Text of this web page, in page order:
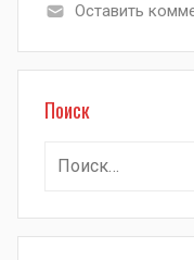
Оставить
Поиск
Найти: